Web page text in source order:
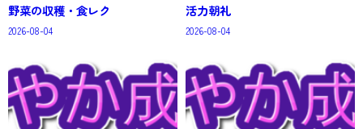
野菜の収穫・食レク
2026-08-04
活力朝礼
2026-08-04